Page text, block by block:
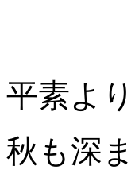
平素よ
秋も深